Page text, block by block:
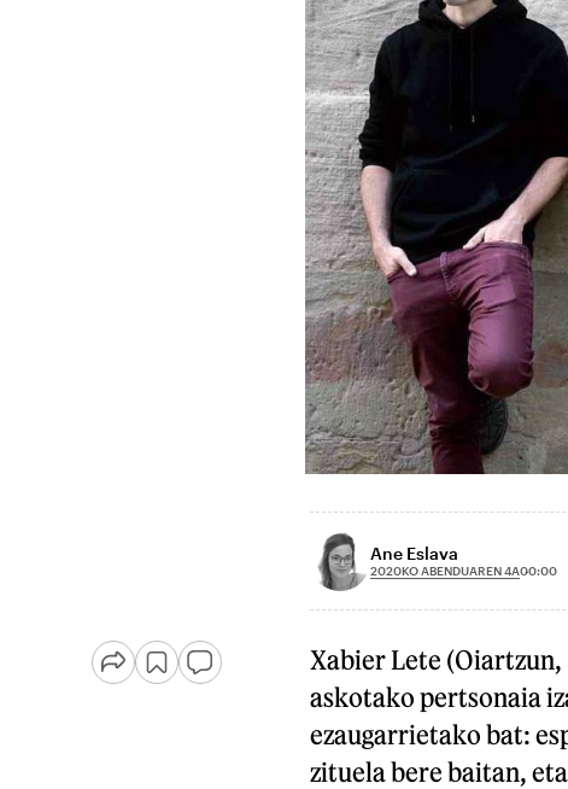
Ane Eslava
2020KO ABENDUAREN 4A00:00
Xabier Lete (Oiartzun,
askotako pertsonaia
ezaugarrietako bat:
zituela bere baitan,